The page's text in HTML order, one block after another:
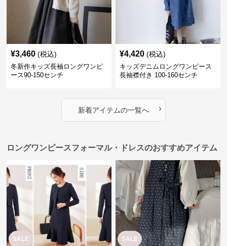
¥3,460 (税込)
冬新作キッズ長袖ロングワンピ
ース90-150センチ
¥4,420 (税込)
キッズデニムロングワンピース
長袖襟付き 100-160センチ
新着アイテムの一覧へ ›
ロングワンピースフォーマル・ドレスのおすすめアイテム
SALE SALE